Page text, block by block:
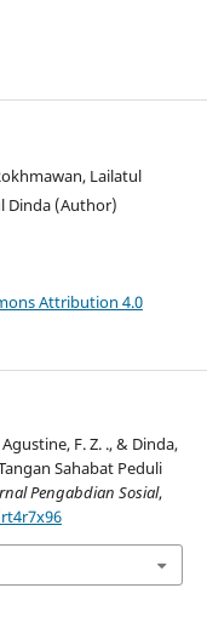
Lailatul
Dinda (Author)
Attribution 4.0
F. Z. ., & Dinda,
Sahabat Peduli
Pengabdian Sosial,